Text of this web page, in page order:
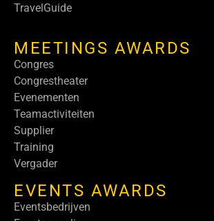
TravelGuide
MEETINGS AWARDS
Congres
Congrestheater
Evenementen
Teamactiviteiten
Supplier
Training
Vergader
EVENTS AWARDS
Eventsbedrijven